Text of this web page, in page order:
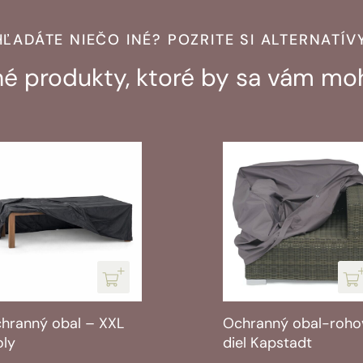
NIEČO INÉ? POZRITE SI
produkty, ktoré by sa vám
obal – lavice
Ochranný obal –
(130cm)